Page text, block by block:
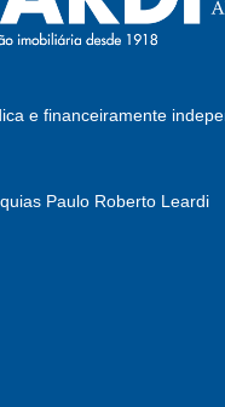
e financeiramente
Paulo Roberto Leardi